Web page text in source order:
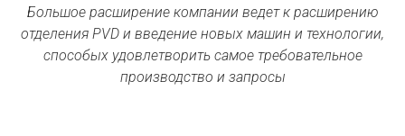
Большое расширение компании ведет к расширению
отделения PVD и введение новых машин и технологии,
способых удовлетворить самое требовательное
производство и запросы